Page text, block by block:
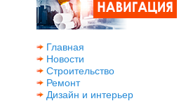
Главная
Новости
Строительство
Ремонт
Дизайн и интерьер